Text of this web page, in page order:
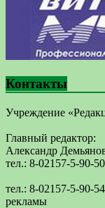
Контакты
Учреждение
Главный редактор:
Александр
тел.: 8-02157-5-90-50
тел.: 8-02157-5-90-
рекламы